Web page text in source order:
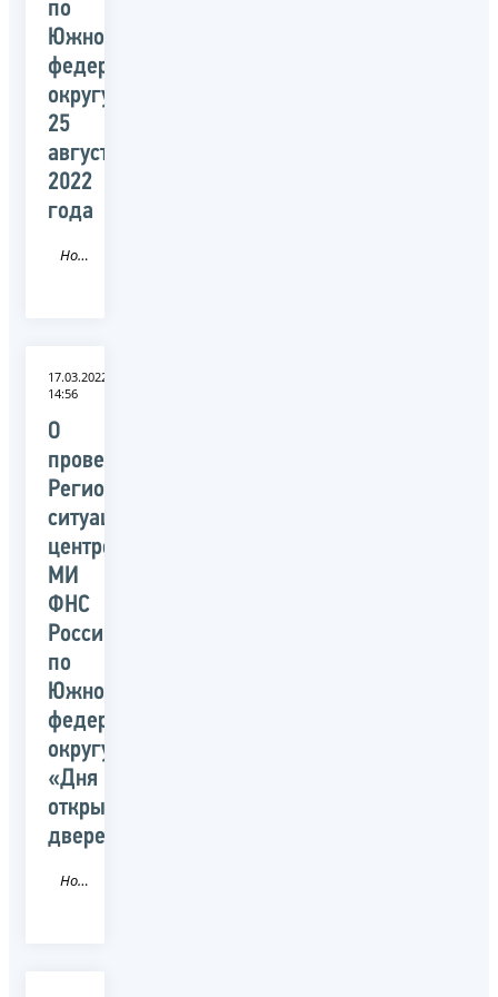
по
Южному
федеральному
округу
25
августа
2022
года
Новость
17.03.2022
14:56
О
проведении
Региональным
ситуационным
центром
МИ
ФНС
России
по
Южному
федеральному
округу
«Дня
открытых
дверей»
Новость